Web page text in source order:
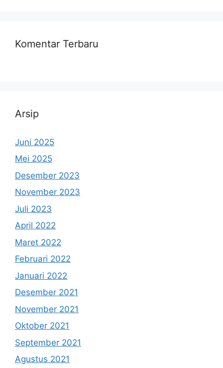
Komentar Terbaru
Arsip
Juni 2025
Mei 2025
Desember 2023
November 2023
Juli 2023
April 2022
Maret 2022
Februari 2022
Januari 2022
Desember 2021
November 2021
Oktober 2021
September 2021
Agustus 2021